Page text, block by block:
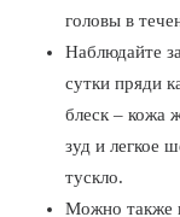
головы в
Наблюдайте
сутки пряди
блеск – кожа
зуд и легкое
тускло.
Можно также